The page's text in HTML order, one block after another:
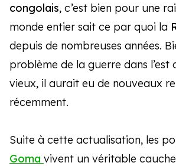
congolais, c’est bien pour une
monde entier sait ce par quoi la
depuis de nombreuses années.
problème de la guerre dans l’est
vieux, il aurait eu de nouveaux
récemment.
Suite à cette actualisation, les
Goma vivent un véritable